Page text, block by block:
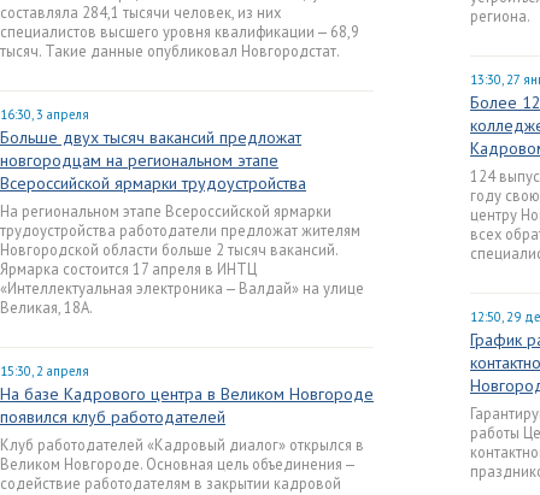
составляла 284,1 тысячи человек, из них
специалистов высшего уровня квалификации — 68,9
тысяч. Такие данные опубликовал Новгородстат.
16:30, 3 апреля
Больше двух тысяч вакансий предложат
новгородцам на региональном этапе
Всероссийской ярмарки трудоустройства
На региональном этапе Всероссийской ярмарки
трудоустройства работодатели предложат жителям
Новгородской области больше 2 тысяч вакансий.
Ярмарка состоится 17 апреля в ИНТЦ
«Интеллектуальная электроника — Валдай» на улице
Великая, 18А.
15:30, 2 апреля
На базе Кадрового центра в Великом Новгороде
появился клуб работодателей
Клуб работодателей «Кадровый диалог» открылся в
Великом Новгороде. Основная цель объединения —
содействие работодателям в закрытии кадровой
региона.
13:30, 27
Более
124
году
центру
всех
12:50, 29
График
работы